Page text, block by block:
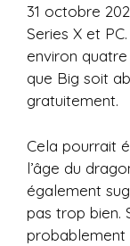
31 octobre
Series X et
environ quatre
que Big soit
gratuitement.
Cela pourrait
l’âge du
également
pas trop bien.
probablement